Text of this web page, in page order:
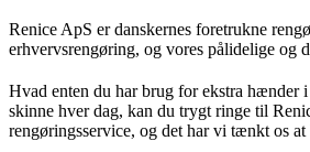
Renice ApS er danskernes foretrukne
erhvervsrengøring, og vores pålidelige og
Hvad enten du har brug for ekstra hænder
skinne hver dag, kan du trygt ringe til
rengøringsservice, og det har vi tænkt os